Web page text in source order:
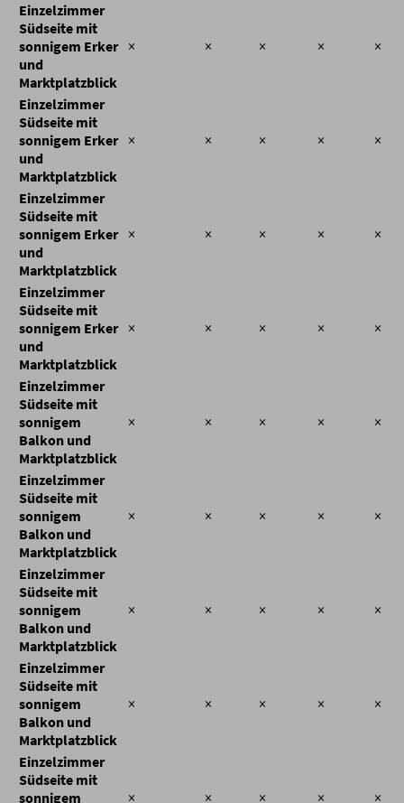
Einzelzimmer
Südseite mit
sonnigem Erker
und
Marktplatzblick
× × × × ×
Einzelzimmer
Südseite mit
sonnigem Erker
und
Marktplatzblick
× × × × ×
Einzelzimmer
Südseite mit
sonnigem Erker
und
Marktplatzblick
× × × × ×
Einzelzimmer
Südseite mit
sonnigem Erker
und
Marktplatzblick
× × × × ×
Einzelzimmer
Südseite mit
sonnigem
Balkon und
Marktplatzblick
× × × × ×
Einzelzimmer
Südseite mit
sonnigem
Balkon und
Marktplatzblick
× × × × ×
Einzelzimmer
Südseite mit
sonnigem
Balkon und
Marktplatzblick
× × × × ×
Einzelzimmer
Südseite mit
sonnigem
Balkon und
Marktplatzblick
× × × × ×
Einzelzimmer
Südseite mit
sonnigem
× × × × ×